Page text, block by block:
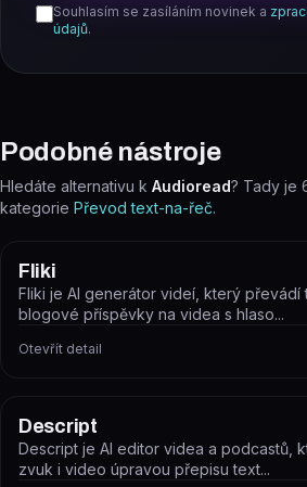
Souhlasím se zasíláním novinek a
údajů.
Podobné nástroje
Hledáte alternativu k Audioread? Tady je
kategorie Převod text-na-řeč.
Fliki
Fliki je AI generátor videí, který
blogové příspěvky na videa s hlaso...
Otevřít detail
Descript
Descript je AI editor videa a podcastů,
zvuk i video úpravou přepisu text...